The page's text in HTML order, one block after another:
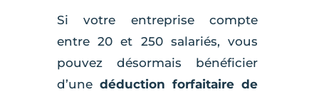
Si votre entreprise compte
entre 20 et 250 salariés, vous
pouvez désormais bénéficier
d’une déduction forfaitaire de